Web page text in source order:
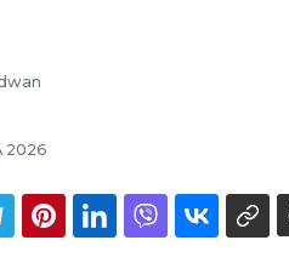
2026